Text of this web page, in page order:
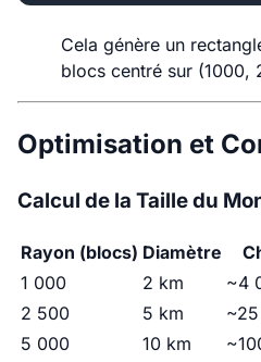
Cela génère un
blocs centré sur (1000,
Optimisation et
Calcul de la Taille du
Rayon (blocs) Diamètre
1 000
2 km ~4
2 500
5 km
5 000
10 km